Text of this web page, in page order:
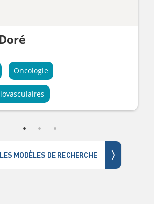
Oncologie
MODÈLES DE RECHERCHE 〉